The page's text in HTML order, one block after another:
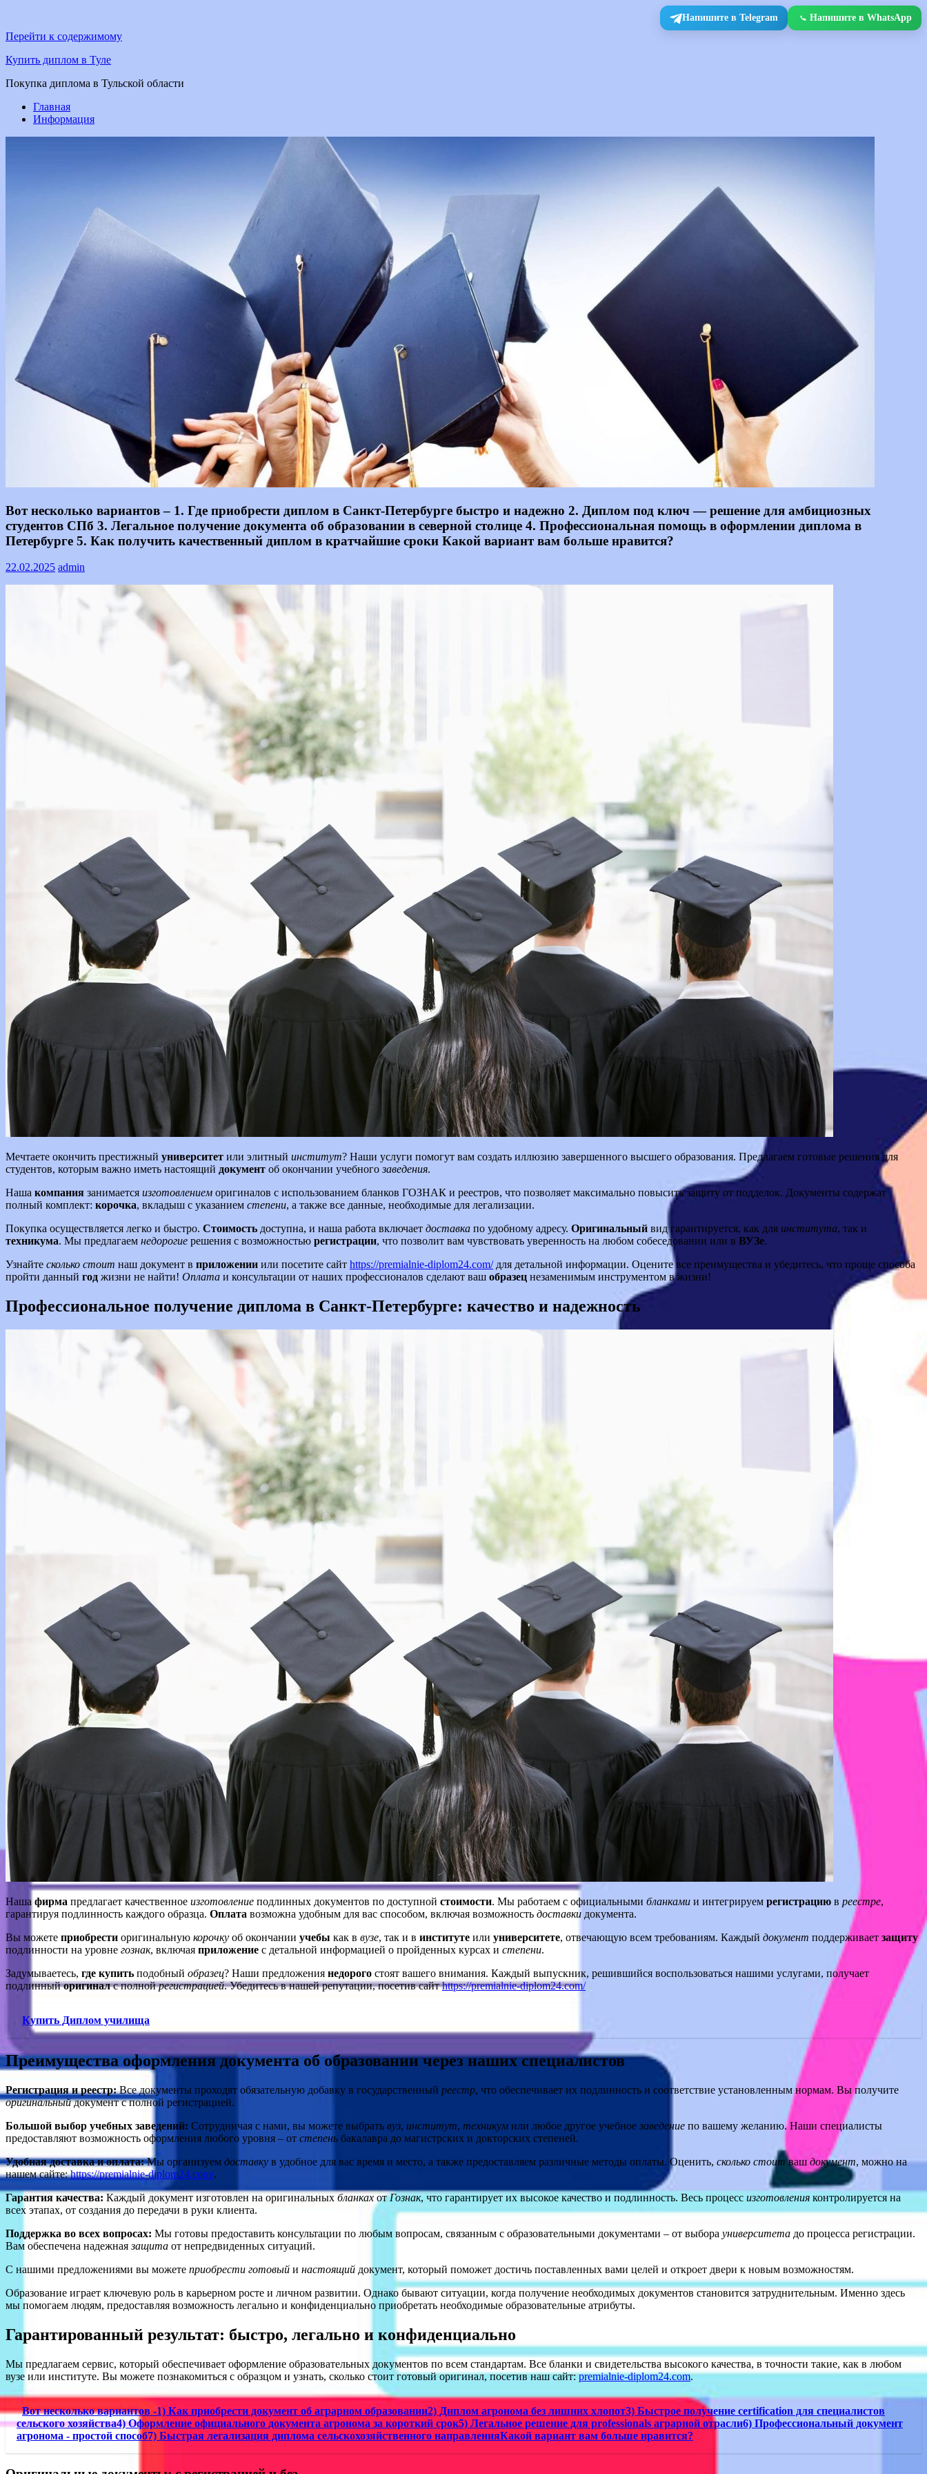
Напишите в Telegram Напишите в WhatsApp
Перейти к содержимому
Купить диплом в Туле
Покупка диплома в Тульской области
Главная
Информация
Text
Вот несколько вариантов – 1. Где приобрести диплом в Санкт-Петербурге быстро и надежно 2. Диплом под ключ — решение для амбициозных
студентов СПб 3. Легальное получение документа об образовании в северной столице 4. Профессиональная помощь в оформлении диплома в
Петербурге 5. Как получить качественный диплом в кратчайшие сроки Какой вариант вам больше нравится?
22.02.2025 admin
Мечтаете окончить престижный университет или элитный институт? Наши услуги помогут вам создать иллюзию завершенного высшего образования. Предлагаем готовые решения для
студентов, которым важно иметь настоящий документ об окончании учебногозаведения.
Наша компания занимается изготовлением оригиналов с использованием бланков ГОЗНАК и реестров, что позволяет максимально повысить защиту от подделок. Документы содержат
полный комплект: корочка, вкладыш с указанием степени, а также все данные, необходимые для легализации.
Покупка осуществляется легко и быстро. Стоимость доступна, и наша работа включает доставка по удобному адресу. Оригинальный вид гарантируется, как для института, так и
техникума. Мы предлагаем недорогие решения с возможностью регистрации, что позволит вам чувствовать уверенность на любом собеседовании или в ВУЗе.
Узнайте сколько стоит наш документ в приложении или посетите сайт https://premialnie-diplom24.com/для детальной информации. Оцените все преимущества и убедитесь, что проще способа
пройти данный год жизни не найти! Оплата и консультации от наших профессионалов сделают ваш образец незаменимым инструментом в жизни!
Профессиональное получение диплома в Санкт-Петербурге: качество и надежность
Наша фирма предлагает качественное изготовление подлинных документов по доступной стоимости. Мы работаем с официальными бланками и интегрируем регистрацию в реестре,
гарантируя подлинность каждого образца. Оплата возможна удобным для вас способом, включая возможность доставки документа.
Вы можете приобрести оригинальную корочку об окончании учебы как в вузе, так и в институте или университете, отвечающую всем требованиям. Каждый документ поддерживает защиту
подлинности на уровне гознак, включая приложение с детальной информацией о пройденных курсах и степени.
Задумываетесь, где купить подобный образец? Наши предложения недорого стоят вашего внимания. Каждый выпускник, решившийся воспользоваться нашими услугами, получает
подлинныйоригиналс полнойрегистрацией. Убедитесь в нашей репутации, посетив сайтhttps://premialnie-diplom24.com/
Купить Диплом училища
Преимущества оформления документа об образовании через наших специалистов
Регистрация и реестр:Все документы проходят обязательную добавку в государственный реестр, что обеспечивает их подлинность и соответствие установленным нормам. Вы получите
оригинальныйдокумент с полной регистрацией.
Большой выбор учебных заведений: Сотрудничая с нами, вы можете выбрать вуз, институт, техникум или любое другое учебное заведение по вашему желанию. Наши специалисты
предоставляют возможность оформления любого уровня – от степень бакалавра до магистрских и докторских степеней.
Удобная доставка и оплата:Мы организуем доставку в удобное для вас время и место, а также предоставляем различные методы оплаты. Оценить, сколько стоитваш документ, можно на
нашем сайте:https://premialnie-diplom24.com/.
Гарантия качества: Каждый документ изготовлен на оригинальных бланках отГознак, что гарантирует их высокое качество и подлинность. Весь процесс изготовления контролируется на
всех этапах, от создания до передачи в руки клиента.
Поддержка во всех вопросах: Мы готовы предоставить консультации по любым вопросам, связанным с образовательными документами – от выбора университета до процесса регистрации.
Вам обеспечена надежнаязащита от непредвиденных ситуаций.
С нашими предложениями вы можете приобрести готовый и настоящий документ, который поможет достичь поставленных вами целей и откроет двери к новым возможностям.
Образование играет ключевую роль в карьерном росте и личном развитии. Однако бывают ситуации, когда получение необходимых документов становится затруднительным. Именно здесь
мы помогаем людям, предоставляя возможность легально и конфиденциально приобретать необходимые образовательные атрибуты.
Гарантированный результат: быстро, легально и конфиденциально
Мы предлагаем сервис, который обеспечивает оформление образовательных документов по всем стандартам. Все бланки и свидетельства высокого качества, в точности такие, как в любом
вузе или институте. Вы можете познакомиться с образцом и узнать, сколько стоит готовый оригинал, посетив наш сайт:premialnie-diplom24.com.
Вот несколько вариантов -1) Как приобрести документ об аграрном образовании2) Диплом агронома без лишних хлопот3) Быстрое получение certification для специалистов
сельского хозяйства4) Оформление официального документа агронома за короткий срок5) Легальное решение для professionals аграрной отрасли6) Профессиональный документ
агронома - простой способ7) Быстрая легализация диплома сельскохозяйственного направленияКакой вариант вам больше нравится?